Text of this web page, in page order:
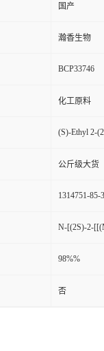
国产
瀚香生物
BCP33746
化工原料
(S)-Ethyl 2-
公斤级大货
1314751-85-3
N-[(2S)-2-
98%%
否